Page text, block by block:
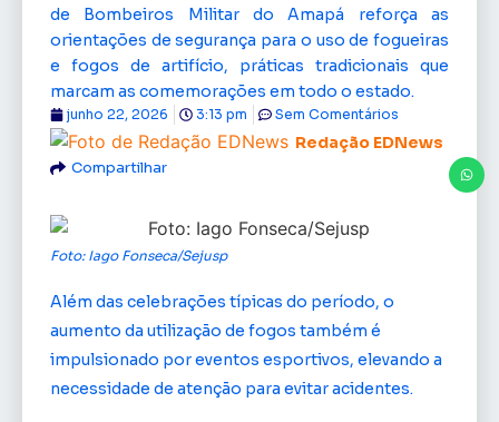
de Bombeiros Militar do Amapá reforça as
orientações de segurança para o uso de fogueiras
e fogos de artifício, práticas tradicionais que
marcam as comemorações em todo o estado.
Redação EDNews
junho 22, 2026 3:13 pm Sem Comentários
Compartilhar
Foto: Iago Fonseca/Sejusp
Além das celebrações típicas do período, o
aumento da utilização de fogos também é
impulsionado por eventos esportivos, elevando a
necessidade de atenção para evitar acidentes.